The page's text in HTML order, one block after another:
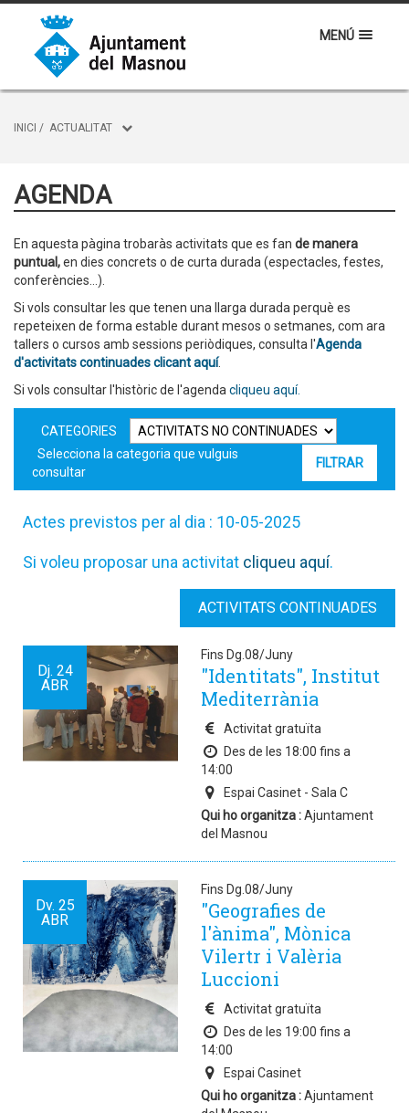
MENÚ
INICI / ACTUALITAT
AGENDA
En aquesta pàgina trobaràs activitats que es fan de manera
puntual,en dies concrets o de curta durada (espectacles, festes,
conferències...).
Si vols consultar les que tenen una llarga durada perquè es
repeteixen de forma estable durant mesos o setmanes, com ara
tallers o cursos amb sessions periòdiques, consulta l'Agenda
d'activitats continuades clicant aquí.
Si vols consultar l'històric de l'agenda cliqueu aquí.
CATEGORIES
Selecciona la categoria que vulguis
consultar
Actes previstos per al dia : 10-05-2025
Si voleu proposar una activitat cliqueu aquí.
ACTIVITATS CONTINUADES
Dj. 24
ABR
Fins Dg.08/Juny
"Identitats", Institut
Mediterrània
Activitat gratuïta
Des de les 18:00 fins a
14:00
Espai Casinet - Sala C
Qui ho organitza :Ajuntament
del Masnou
Dv. 25
ABR
Fins Dg.08/Juny
"Geografies de
l'ànima", Mònica
Vilertr i Valèria
Luccioni
Activitat gratuïta
Des de les 19:00 fins a
14:00
Espai Casinet
Qui ho organitza :Ajuntament